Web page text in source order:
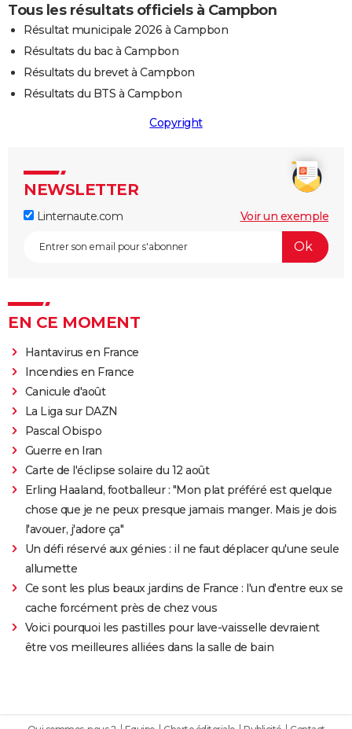
Tous les résultats officiels à Campbon
Résultat municipale 2026 à Campbon
Résultats du bac à Campbon
Résultats du brevet à Campbon
Résultats du BTS à Campbon
Copyright
NEWSLETTER
Linternaute.com Voir un exemple
EN CE MOMENT
Hantavirus en France
Incendies en France
Canicule d'août
La Liga sur DAZN
Pascal Obispo
Guerre en Iran
Carte de l'éclipse solaire du 12 août
Erling Haaland, footballeur : "Mon plat préféré est quelque
chose que je ne peux presque jamais manger. Mais je dois
l'avouer, j'adore ça"
Un défi réservé aux génies : il ne faut déplacer qu'une seule
allumette
Ce sont les plus beaux jardins de France : l'un d'entre eux se
cache forcément près de chez vous
Voici pourquoi les pastilles pour lave-vaisselle devraient
être vos meilleures alliées dans la salle de bain